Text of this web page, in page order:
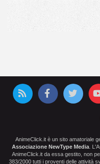
AnimeClick.it è un sito amatoriale
Associazione NewType Media .
AnimeClick.it da essa gestito, non
383/2000 tutti i proventi delle attività